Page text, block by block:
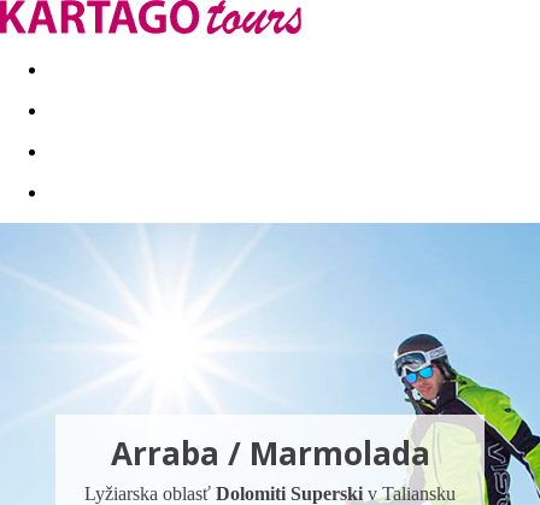
Last minute Dovolenkové kluby
Arraba / Marmolada
Lyžiarska oblasť Dolomiti Superski v Taliansku